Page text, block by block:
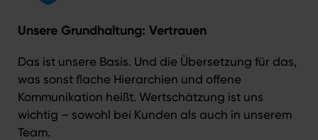
Unsere Grundhaltung: Vertrauen
Das ist unsere Basis. Und die Übersetzung für das,
was sonst flache Hierarchien und offene
Kommunikation heißt. Wertschätzung ist uns
wichtig – sowohl bei Kunden als auch in unserem
Team.